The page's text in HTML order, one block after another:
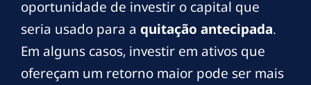
oportunidade de investir o capital que
seria usado para a quitação antecipada.
Em alguns casos, investir em ativos que
ofereçam um retorno maior pode ser mais